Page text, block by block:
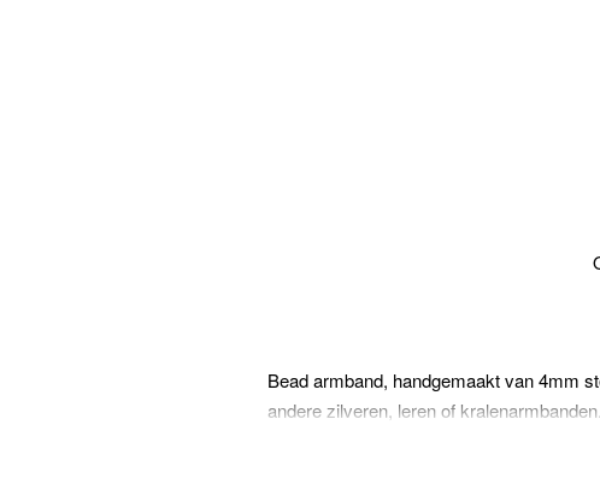
Bead armband, handgemaakt van 4mm
andere zilveren, leren of